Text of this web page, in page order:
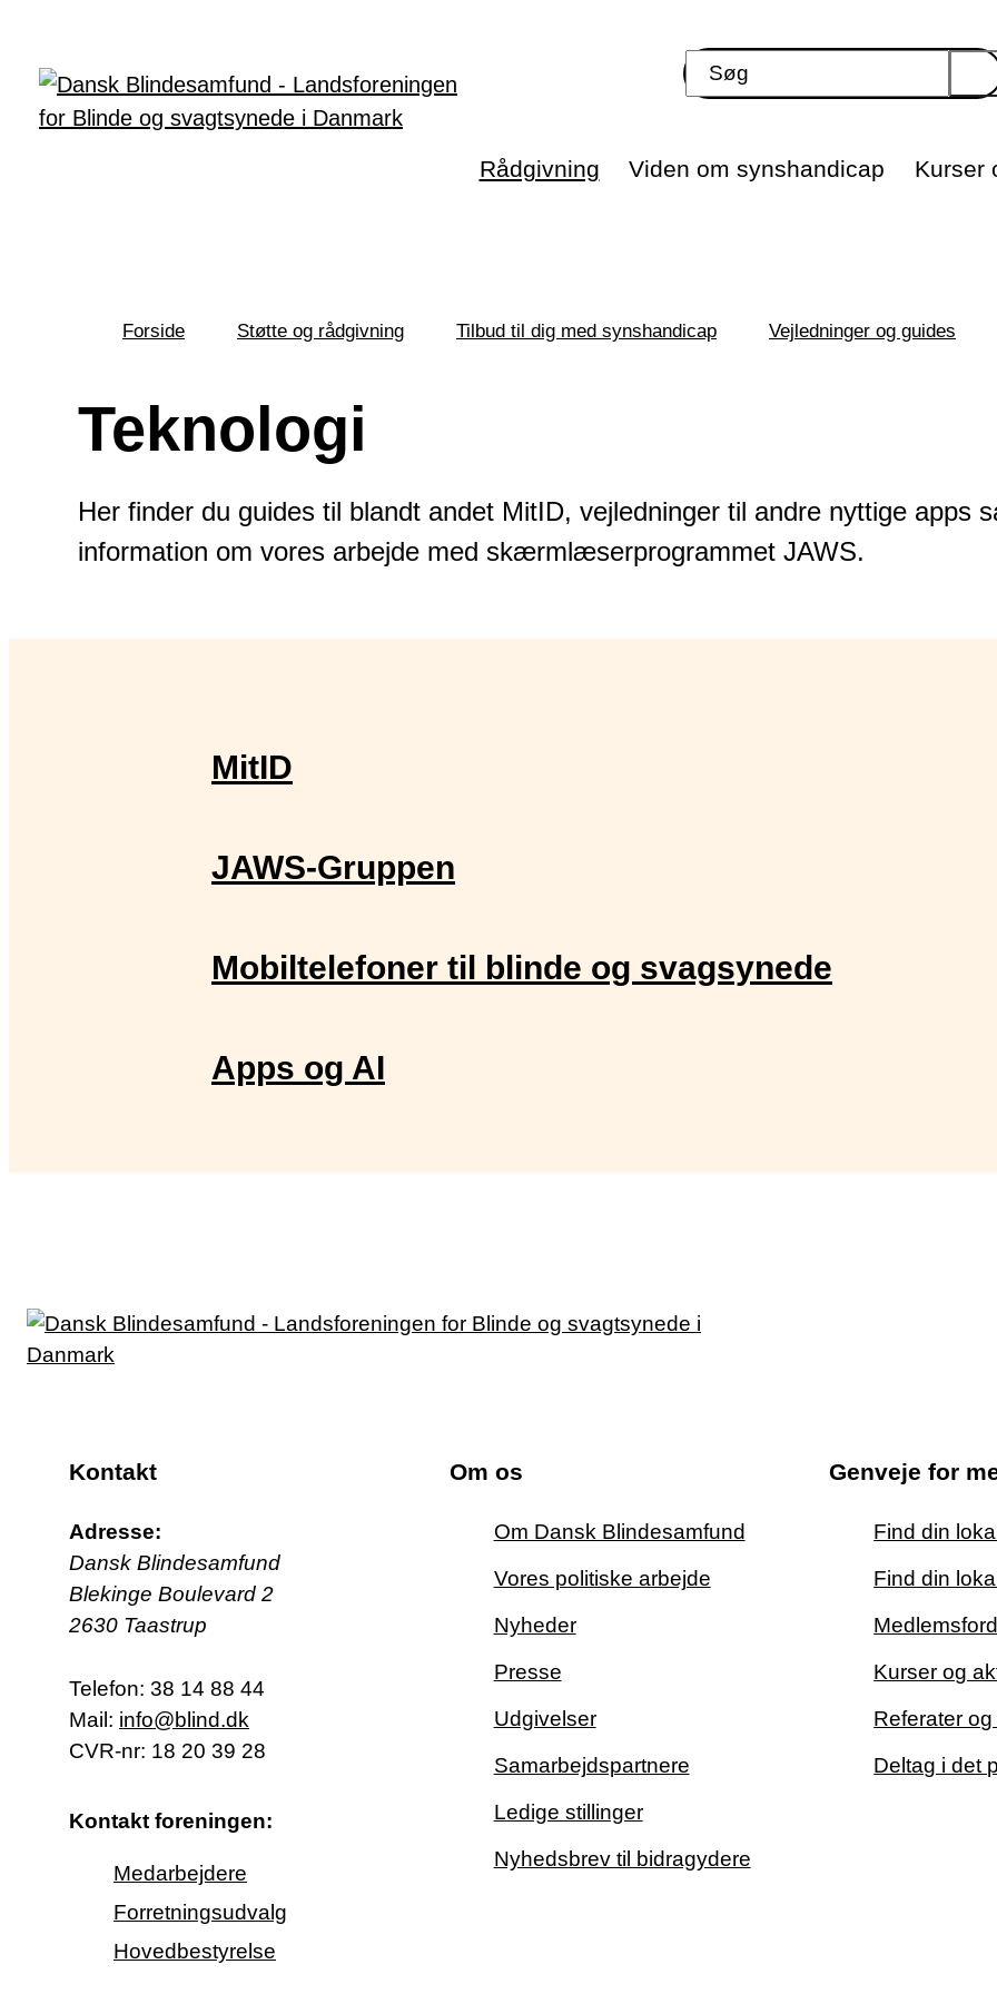
Rådgivning Viden om synshandicap Kurser
her:
Forside Støtte og rådgivning Tilbud til dig med synshandicap Vejledninger og guides
Teknologi
Her finder du guides til blandt andet MitID, vejledninger til andre nyttige apps
information om vores arbejde med skærmlæserprogrammet JAWS.
MitID
JAWS-Gruppen
Mobiltelefoner til blinde og svagsynede
Apps og AI
Kontakt
Adresse:
Dansk Blindesamfund
Blekinge Boulevard 2
2630 Taastrup
Telefon: 38 14 88 44
Mail: info@blind.dk
CVR-nr: 18 20 39 28
Kontakt foreningen:
Medarbejdere
Forretningsudvalg
Hovedbestyrelse
Om os
Om Dansk Blindesamfund
Vores politiske arbejde
Nyheder
Presse
Udgivelser
Samarbejdspartnere
Ledige stillinger
Nyhedsbrev til bidragydere
Genveje for
Find din
Find din
Kurser og
Referater
Deltag i det